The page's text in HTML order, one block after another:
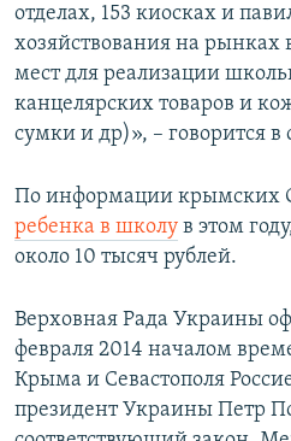
ELIFBE
УКРАИНСКАЯ ПРОБЛЕМА КРЫМА
Все сайты RFE/RL
отделах, 153 киосках и
хозяйствования на рынках
мест для реализации
канцелярских товаров и
сумки и др)», – говорится
По информации крымских
ребенка в школу в этом
около 10 тысяч рублей.
Верховная Рада Украины
февраля 2014 началом
Крыма и Севастополя
президент Украины Петр